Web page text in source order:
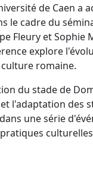
de Caen
le cadre du
Fleury et Sophie
explore
romaine.
du stade de
l'adaptation des
une série